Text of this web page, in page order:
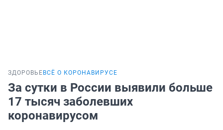
ЗДОРОВЬЕ ВСЁ О КОРОНАВИРУСЕ
За сутки в России выявили больше
17 тысяч заболевших
коронавирусом